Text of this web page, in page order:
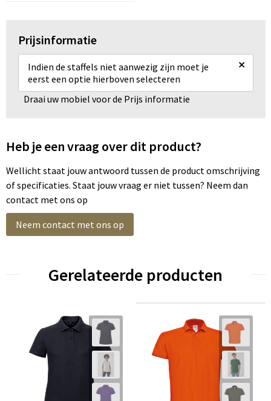
Prijsinformatie
Indien de staffels niet aanwezig zijn moet je
eerst een optie hierboven selecteren
×
Draai uw mobiel voor de Prijs informatie
Heb je een vraag over dit product?
Wellicht staat jouw antwoord tussen de product omschrijving
of specificaties. Staat jouw vraag er niet tussen? Neem dan
contact met ons op
Neem contact met ons op
Gerelateerde producten